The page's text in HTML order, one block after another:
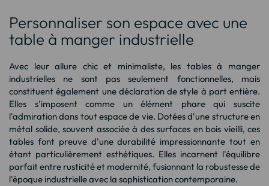
Personnaliser son espace avec une
table à manger industrielle
Avec leur allure chic et minimaliste, les tables à manger
industrielles ne sont pas seulement fonctionnelles, mais
constituent également une déclaration de style à part entière.
Elles s'imposent comme un élément phare qui suscite
l'admiration dans tout espace de vie. Dotées d'une structure en
métal solide, souvent associée à des surfaces en bois vieilli, ces
tables font preuve d'une durabilité impressionnante tout en
étant particulièrement esthétiques. Elles incarnent l'équilibre
parfait entre rusticité et modernité, fusionnant la robustesse de
l'époque industrielle avec la sophistication contemporaine.